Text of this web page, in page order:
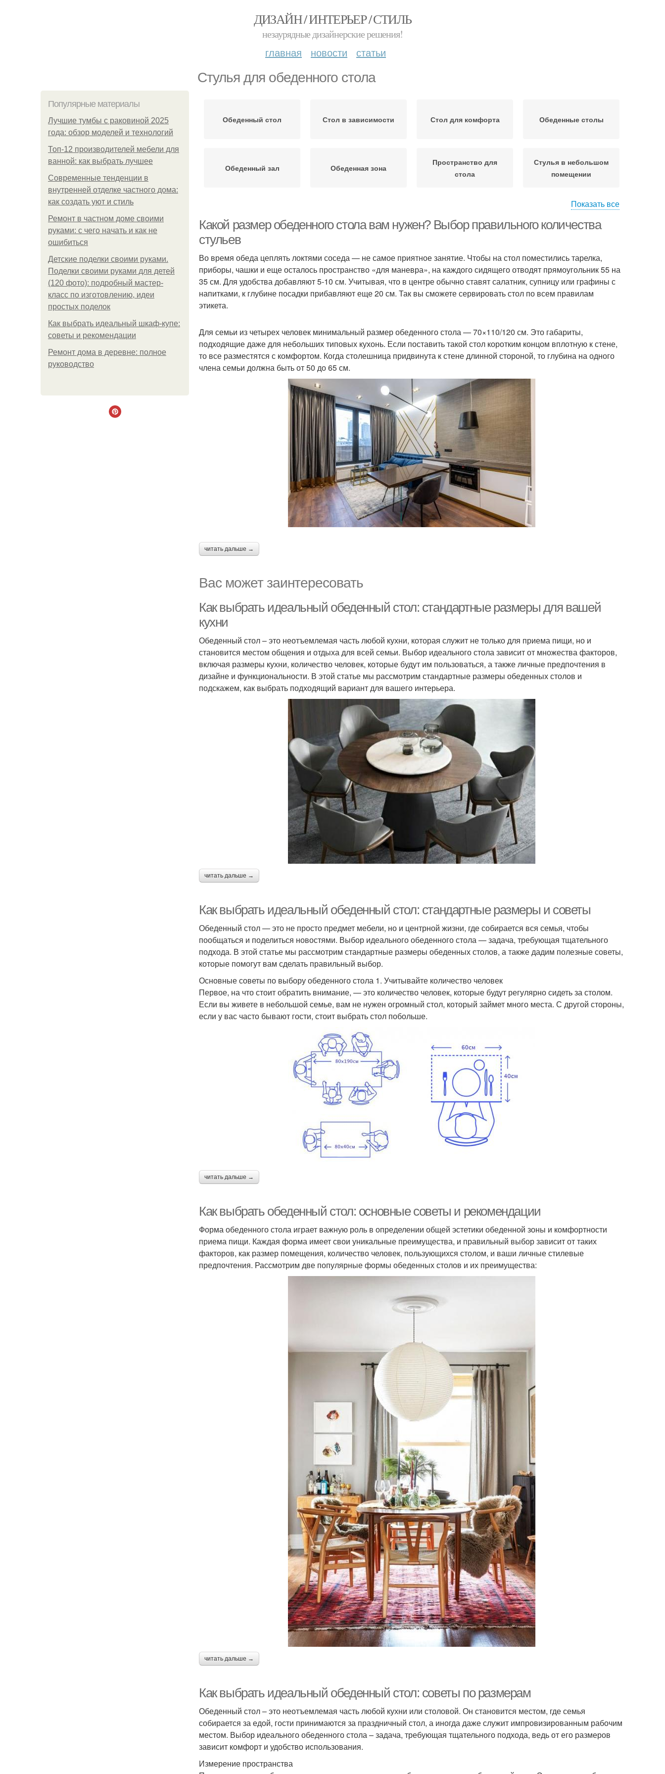
ДИЗАЙН / ИНТЕРЬЕР / СТИЛЬ
незаурядные дизайнерские решения!
главная новости статьи
Стулья для обеденного стола
Популярные материалы
Лучшие тумбы с раковиной 2025
года: обзор моделей и технологий
Топ-12 производителей мебели для
ванной: как выбрать лучшее
Современные тенденции в
внутренней отделке частного дома:
как создать уют и стиль
Ремонт в частном доме своими
руками: с чего начать и как не
ошибиться
Детские поделки своими руками.
Поделки своими руками для детей
(120 фото): подробный мастер-
класс по изготовлению, идеи
простых поделок
Как выбрать идеальный шкаф-купе:
советы и рекомендации
Ремонт дома в деревне: полное
руководство
Обеденный стол Стол в зависимости Стол для комфорта Обеденные столы
Обеденный зал Обеденная зона
Пространство для
стола
Стулья в небольшом
помещении
Показать все
Какой размер обеденного стола вам нужен? Выбор правильного количества
стульев
Во время обеда цеплять локтями соседа — не самое приятное занятие. Чтобы на стол поместились тарелка,
приборы, чашки и еще осталось пространство «для маневра», на каждого сидящего отводят прямоугольник 55 на
35 см. Для удобства добавляют 5-10 см. Учитывая, что в центре обычно ставят салатник, супницу или графины с
напитками, к глубине посадки прибавляют еще 20 см. Так вы сможете сервировать стол по всем правилам
этикета.
Для семьи из четырех человек минимальный размер обеденного стола — 70×110/120 см. Это габариты,
подходящие даже для небольших типовых кухонь. Если поставить такой стол коротким концом вплотную к стене,
то все разместятся с комфортом. Когда столешница придвинута к стене длинной стороной, то глубина на одного
члена семьи должна быть от 50 до 65 см.
читать дальше →
Вас может заинтересовать
Как выбрать идеальный обеденный стол: стандартные размеры для вашей
кухни
Обеденный стол – это неотъемлемая часть любой кухни, которая служит не только для приема пищи, но и
становится местом общения и отдыха для всей семьи. Выбор идеального стола зависит от множества факторов,
включая размеры кухни, количество человек, которые будут им пользоваться, а также личные предпочтения в
дизайне и функциональности. В этой статье мы рассмотрим стандартные размеры обеденных столов и
подскажем, как выбрать подходящий вариант для вашего интерьера.
читать дальше →
Как выбрать идеальный обеденный стол: стандартные размеры и советы
Обеденный стол — это не просто предмет мебели, но и центрной жизни, где собирается вся семья, чтобы
пообщаться и поделиться новостями. Выбор идеального обеденного стола — задача, требующая тщательного
подхода. В этой статье мы рассмотрим стандартные размеры обеденных столов, а также дадим полезные советы,
которые помогут вам сделать правильный выбор.
Основные советы по выбору обеденного стола 1. Учитывайте количество человек
Первое, на что стоит обратить внимание, — это количество человек, которые будут регулярно сидеть за столом.
Если вы живете в небольшой семье, вам не нужен огромный стол, который займет много места. С другой стороны,
если у вас часто бывают гости, стоит выбрать стол побольше.
читать дальше →
Как выбрать обеденный стол: основные советы и рекомендации
Форма обеденного стола играет важную роль в определении общей эстетики обеденной зоны и комфортности
приема пищи. Каждая форма имеет свои уникальные преимущества, и правильный выбор зависит от таких
факторов, как размер помещения, количество человек, пользующихся столом, и ваши личные стилевые
предпочтения. Рассмотрим две популярные формы обеденных столов и их преимущества:
читать дальше →
Как выбрать идеальный обеденный стол: советы по размерам
Обеденный стол – это неотъемлемая часть любой кухни или столовой. Он становится местом, где семья
собирается за едой, гости принимаются за праздничный стол, а иногда даже служит импровизированным рабочим
местом. Выбор идеального обеденного стола – задача, требующая тщательного подхода, ведь от его размеров
зависит комфорт и удобство использования.
Измерение пространства